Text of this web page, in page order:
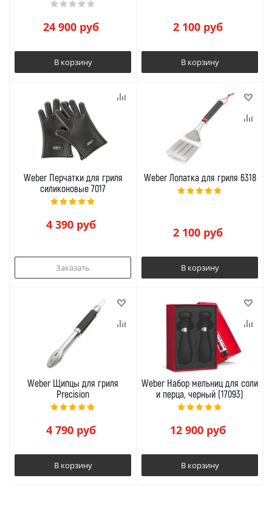
24 900руб
В корзину
2 100руб
В корзину
Weber Перчатки для гриля
силиконовые 7017
4 390руб
Заказать
Weber Лопатка для гриля 6318
2 100руб
В корзину
Weber Щипцы для гриля
Precision
4 790руб
В корзину
Weber Набор мельниц для соли
и перца, черный (17093)
12 900руб
В корзину